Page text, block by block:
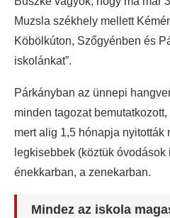
Muzsla székhely mellett
Köbölkúton, Szőgyénben és
iskolánkat”.
Párkányban az ünnepi
minden tagozat
mert alig 1,5 hónapja nyitották
legkisebbek (köztük óvodások
énekkarban, a zenekarban.
Mindez az iskola